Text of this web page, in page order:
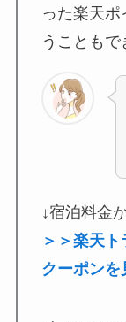
った楽天
うこともで
↓宿泊料金
＞＞楽天
クーポンを